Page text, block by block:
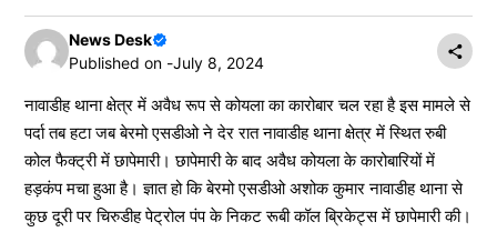
News Desk
Published on -July 8, 2024
नावाडीह थाना क्षेत्र में अवैध रूप से कोयला का कारोबार चल रहा है इस मामले से
पर्दा तब हटा जब बेरमो एसडीओ ने देर रात नावाडीह थाना क्षेत्र में स्थित रुबी
कोल फैक्ट्री में छापेमारी। छापेमारी के बाद अवैध कोयला के कारोबारियों में
हड़कंप मचा हुआ है। ज्ञात हो कि बेरमो एसडीओ अशोक कुमार नावाडीह थाना से
कुछ दूरी पर चिरुडीह पेट्रोल पंप के निकट रूबी कॉल ब्रिकेट्स में छापेमारी की।